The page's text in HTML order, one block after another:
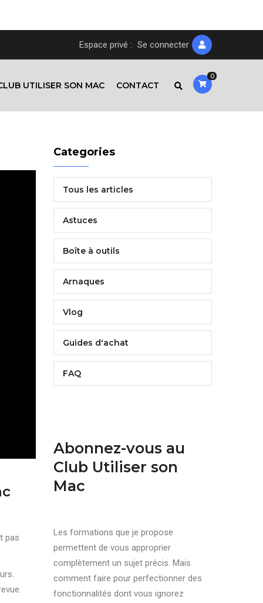
Espace privé : Se connecter
UTILISER SON MAC CONTACT
0
pas
Categories
Tous les articles
Astuces
Boîte à outils
Arnaques
Vlog
Guides d'achat
FAQ
Abonnez-vous au
Club Utiliser son
Mac
Les formations que je propose
permettent de vous approprier
complètement un sujet précis. Mais
comment faire pour perfectionner des
fonctionnalités dont vous ignorez